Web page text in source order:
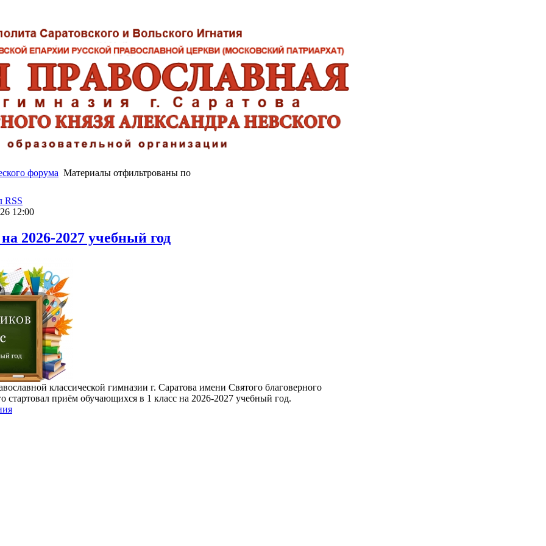
форума Материалы отфильтрованы по
RSS
12:00
2026-2027 учебный год
классической гимназии г. Саратова имени Святого благоверного
стартовал приём обучающихся в 1 класс на 2026-2027 учебный год.